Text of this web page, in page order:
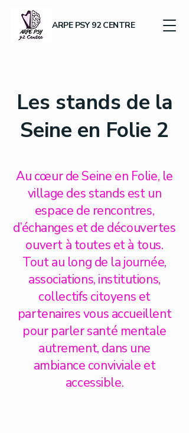
ARPE PSY 92 CENTRE
Les stands de la
Seine en Folie 2
Au cœur de Seine en Folie, le
village des stands est un
espace de rencontres,
d’échanges et de découvertes
ouvert à toutes et à tous.
Tout au long de la journée,
associations, institutions,
collectifs citoyens et
partenaires vous accueillent
pour parler santé mentale
autrement, dans une
ambiance conviviale et
accessible.